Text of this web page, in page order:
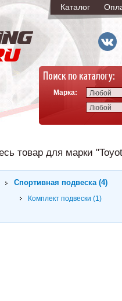
Каталог
Марка:
Любой
Любой
товар для марки
Спортивная подвеска (4)
Комплект подвески (1)